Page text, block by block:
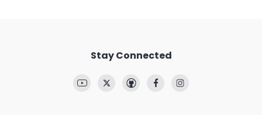
Stay Connected